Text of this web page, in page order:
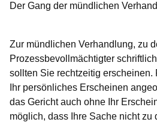
Der Gang der mündlichen
Zur mündlichen Verhandlung, zu
Prozessbevollmächtigter
sollten Sie rechtzeitig erscheinen.
Ihr persönliches Erscheinen
das Gericht auch ohne Ihr
möglich, dass Ihre Sache nicht zu